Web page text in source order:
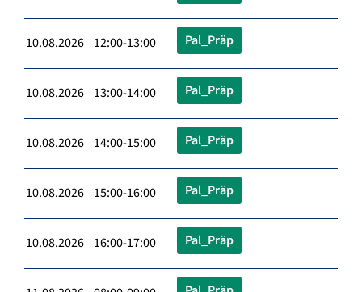
10.08.2026 12:00-13:00 Pal_Präp
10.08.2026 13:00-14:00 Pal_Präp
10.08.2026 14:00-15:00 Pal_Präp
10.08.2026 15:00-16:00 Pal_Präp
10.08.2026 16:00-17:00 Pal_Präp